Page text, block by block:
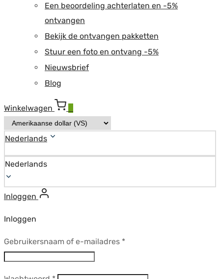
Een beoordeling achterlaten en -5%
ontvangen
Bekijk de ontvangen pakketten
Stuur een foto en ontvang -5%
Nieuwsbrief
Blog
Winkelwagen
Nederlands
Nederlands
Inloggen
Inloggen
Gebruikersnaam of e-mailadres *Vereist